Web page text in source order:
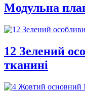
Модульна
12 Зелений
тканині